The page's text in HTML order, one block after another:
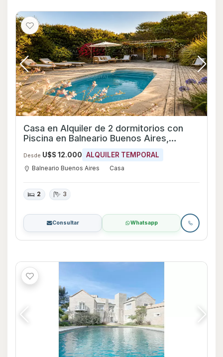
Casa en Alquiler de 2 dormitorios con
Piscina en Balneario Buenos Aires,
Desde U$S 12.000 ALQUILER TEMPORAL
Balneario Buenos Aires Casa
2 3
Consultar Whatsapp